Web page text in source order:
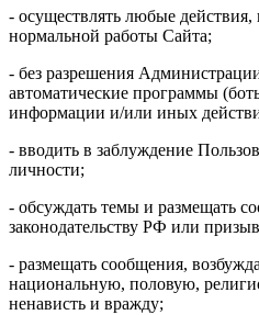
- осуществлять любые
нормальной работы Сайта;
- без разрешения
автоматические программы
информации и/или иных
- вводить в заблуждение
личности;
- обсуждать темы и размещать
законодательству РФ или
- размещать сообщения,
национальную, половую,
ненависть и вражду;